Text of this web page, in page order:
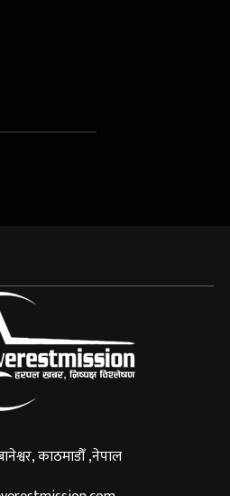
काठमाडौँ ,नेपाल